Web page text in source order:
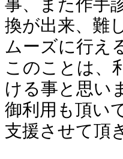
事、また作手
換が出来、難
ムーズに行え
このことは、
ける事と思い
御利用も頂い
支援させて頂